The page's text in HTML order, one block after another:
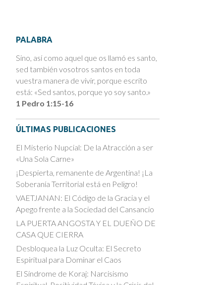
PALABRA
Sino, así como aquel que os llamó es santo,
sed también vosotros santos en toda
vuestra manera de vivir, porque escrito
está: «Sed santos, porque yo soy santo.»
1 Pedro 1:15-16
ÚLTIMAS PUBLICACIONES
El Misterio Nupcial: De la Atracción a ser
«Una Sola Carne»
¡Despierta, remanente de Argentina! ¡La
Soberanía Territorial está en Peligro!
VAETJANAN: El Código de la Gracia y el
Apego frente a la Sociedad del Cansancio
LA PUERTA ANGOSTA Y EL DUEÑO DE
CASA QUE CIERRA
Desbloquea la Luz Oculta: El Secreto
Espiritual para Dominar el Caos
El Síndrome de Koraj: Narcisismo